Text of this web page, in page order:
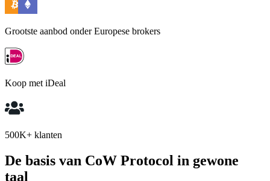
Grootste aanbod onder Europese brokers
Koop met iDeal
500K+ klanten
De basis van CoW Protocol in gewone
taal